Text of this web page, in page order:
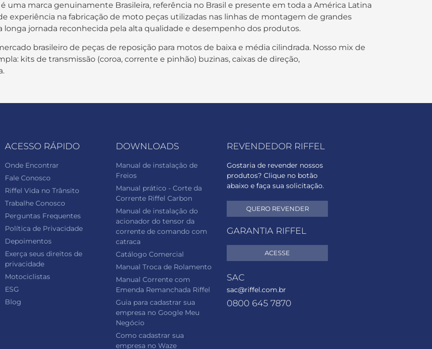
uma marca genuinamente Brasileira, referência no Brasil e presente em toda a América Latina
experiência na fabricação de moto peças utilizadas nas linhas de montagem de grandes
jornada reconhecida pela alta qualidade e desempenho dos produtos.
brasileiro de peças de reposição para motos de baixa e média cilindrada. Nosso mix de
kits de transmissão (coroa, corrente e pinhão) buzinas, caixas de direção,
ACESSO RÁPIDO
Onde Encontrar
Fale Conosco
Riffel Vida no Trânsito
Trabalhe Conosco
Perguntas Frequentes
Política de Privacidade
Depoimentos
Exerça seus direitos de
privacidade
Motociclistas
ESG
Blog
DOWNLOADS
Manual de instalação de
Freios
Manual prático - Corte da
Corrente Riffel Carbon
Manual de instalação do
acionador do tensor da
corrente de comando com
catraca
Catálogo Comercial
Manual Troca de Rolamento
Manual Corrente com
Emenda Remanchada Riffel
Guia para cadastrar sua
empresa no Google Meu
Negócio
Como cadastrar sua
empresa no Waze
REVENDEDOR RIFFEL
Gostaria de revender nossos
produtos? Clique no botão
abaixo e faça sua solicitação.
QUERO REVENDER
GARANTIA RIFFEL
ACESSE
SAC
sac@riffel.com.br
0800 645 7870